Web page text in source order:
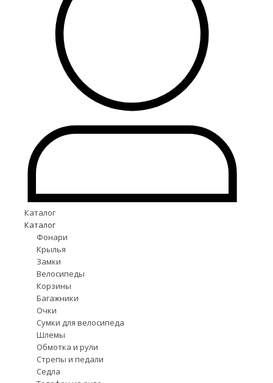
Каталог
Каталог
Фонари
Крылья
Замки
Велосипеды
Корзины
Багажники
Очки
Сумки для велосипеда
Шлемы
Обмотка и рули
Стрепы и педали
Седла